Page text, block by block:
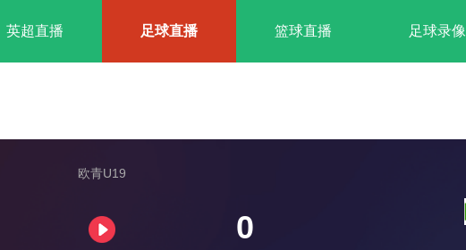
英超直播 足球直播 篮球直播 足球录像
欧青U19
0